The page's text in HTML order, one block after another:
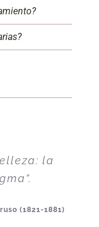
la
(1821-1881)